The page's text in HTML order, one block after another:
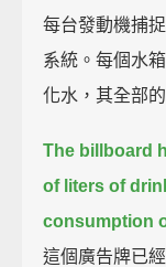
每台發動機捕
系統。每個水
化水，其全部
The billboard
of liters of
consumption
這個廣告牌已